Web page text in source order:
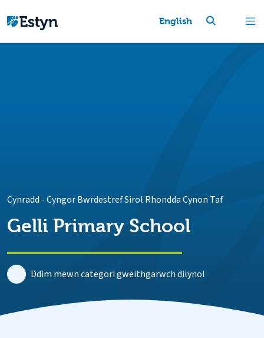
English
Cynradd -Cyngor Bwrdestref Sirol Rhondda Cynon Taf
Gelli Primary School
Ddim mewn categori gweithgarwch dilynol